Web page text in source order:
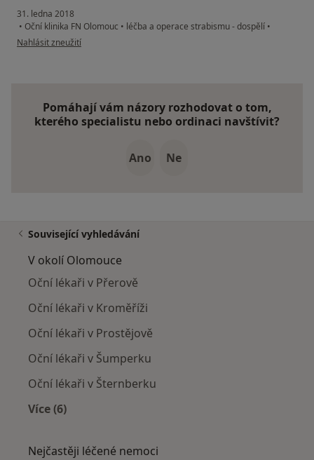
31. ledna 2018
• Oční klinika FN Olomouc • léčba a operace strabismu - dospělí •
podle názoru uživatele bobi.k
Nahlásit zneužití
Pomáhají vám názory rozhodovat o tom,
kterého specialistu nebo ordinaci navštívit?
Ano Ne
Související vyhledávání
V okolí Olomouce
Oční lékaři v Přerově
Oční lékaři v Kroměříži
Oční lékaři v Prostějově
Oční lékaři v Šumperku
Oční lékaři v Šternberku
Více (6)
Nejčastěji léčené nemoci